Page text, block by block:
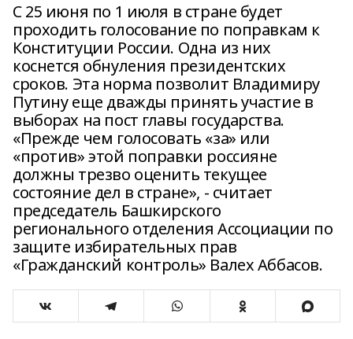
С 25 июня по 1 июля в стране будет
проходить голосование по поправкам к
Конституции России. Одна из них
коснется обнуления президентских
сроков. Эта норма позволит Владимиру
Путину еще дважды принять участие в
выборах на пост главы государства.
«Прежде чем голосовать «за» или
«против» этой поправки россияне
должны трезво оценить текущее
состояние дел в стране», - считает
председатель Башкирского
регионального отделения Ассоциации по
защите избирательных прав
«Гражданский контроль» Валех Аббасов.